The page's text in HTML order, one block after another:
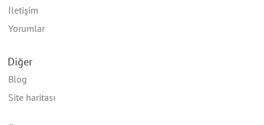
İletişim
Yorumlar
Diğer
Blog
Site haritası